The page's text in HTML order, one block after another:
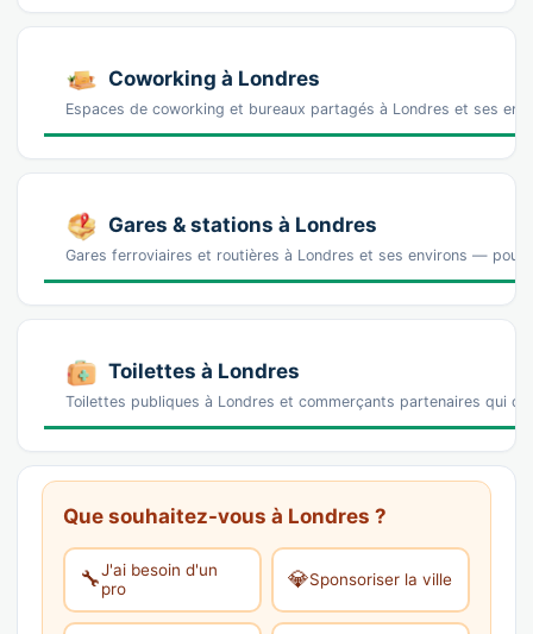
Coworking à Londres
Espaces de coworking et bureaux partagés à Londres et ses
Gares & stations à Londres
Gares ferroviaires et routières à Londres et ses environs — pour
Toilettes à Londres
Toilettes publiques à Londres et commerçants partenaires qui
Que souhaitez-vous à Londres ?
🔧J'ai besoin d'un
pro
💎Sponsoriser la ville